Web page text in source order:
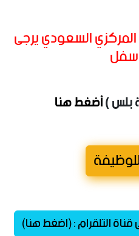
السعودي يرجى
بلس )أضغط هنا
التلقرام : (اضغط هنا)